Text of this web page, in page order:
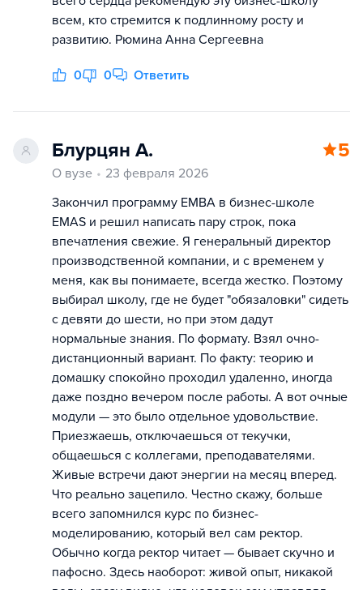
всем, кто стремится к подлинному росту и
развитию. Рюмина Анна Сергеевна
0 0 Ответить
Блурцян А. 5
О вузе
23 февраля 2026
Закончил программу EMBA в бизнес-школе
EMAS и решил написать пару строк, пока
впечатления свежие. Я генеральный директор
производственной компании, и с временем у
меня, как вы понимаете, всегда жестко. Поэтому
выбирал школу, где не будет "обязаловки" сидеть
с девяти до шести, но при этом дадут
нормальные знания. По формату. Взял очно-
дистанционный вариант. По факту: теорию и
домашку спокойно проходил удаленно, иногда
даже поздно вечером после работы. А вот очные
модули — это было отдельное удовольствие.
Приезжаешь, отключаешься от текучки,
общаешься с коллегами, преподавателями.
Живые встречи дают энергии на месяц вперед.
Что реально зацепило. Честно скажу, больше
всего запомнился курс по бизнес-
моделированию, который вел сам ректор.
Обычно когда ректор читает — бывает скучно и
пафосно. Здесь наоборот: живой опыт, никакой